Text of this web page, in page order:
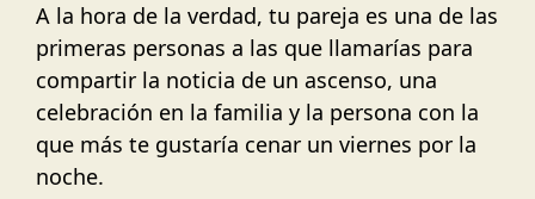
A la hora de la verdad, tu pareja es una de las
primeras personas a las que llamarías para
compartir la noticia de un ascenso, una
celebración en la familia y la persona con la
que más te gustaría cenar un viernes por la
noche.